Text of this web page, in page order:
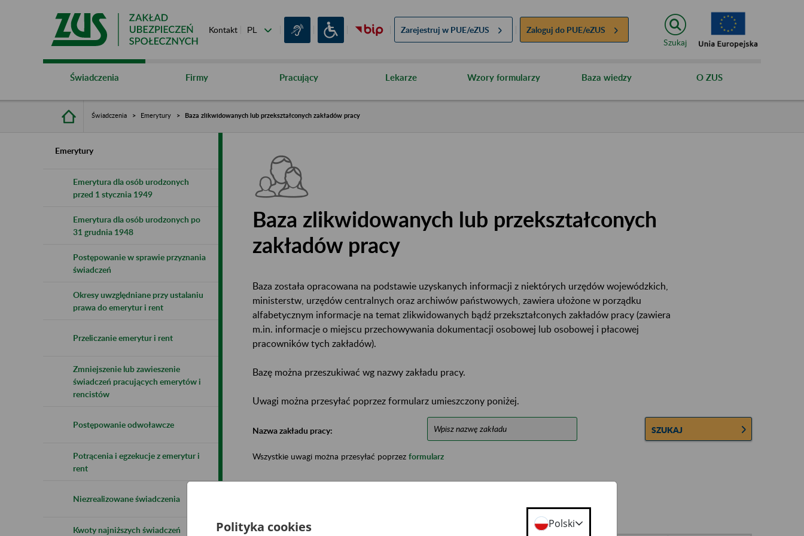
Kontakt Zarejestruj w PUE/eZUS Zaloguj do PUE/eZUS
Szukaj
Świadczenia Firmy Pracujący Lekarze Wzory formularzy Baza wiedzy O ZUS
Świadczenia Emerytury Baza zlikwidowanych lub przekształconych zakładów pracy
Emerytury
Emerytura dla osób urodzonych
przed 1 stycznia 1949
Emerytura dla osób urodzonych po
31 grudnia 1948
Postępowanie w sprawie przyznania
świadczeń
Okresy uwzględniane przy ustalaniu
prawa do emerytur i rent
Przeliczanie emerytur i rent
Zmniejszenie lub zawieszenie
świadczeń pracujących emerytów i
rencistów
Postępowanie odwoławcze
Potrącenia i egzekucje z emerytur i
rent
Niezrealizowane świadczenia
Kwoty najniższych świadczeń
Baza zlikwidowanych lub przekształconych
zakładów pracy
Baza została opracowana na podstawie uzyskanych informacji z niektórych urzędów wojewódzkich,
ministerstw, urzędów centralnych oraz archiwów państwowych, zawiera ułożone w porządku
alfabetycznym informacje na temat zlikwidowanych bądź przekształconych zakładów pracy (zawiera
m.in. informacje o miejscu przechowywania dokumentacji osobowej lub osobowej i płacowej
pracowników tych zakładów).
Bazę można przeszukiwać wg nazwy zakładu pracy.
Uwagi można przesyłać poprzez formularz umieszczony poniżej.
Nazwa zakładu pracy: SZUKAJ
Wszystkie uwagi można przesyłać poprzez formularz
Polityka cookies Polski